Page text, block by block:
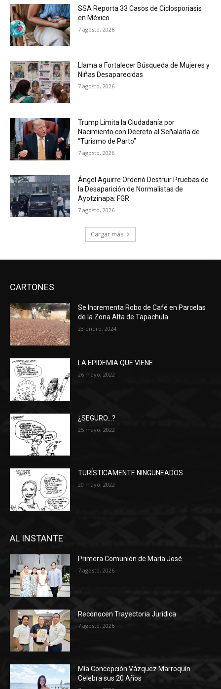
SSA Reporta 33 Casos de Ciclosporiasis
en México
7 agosto, 2026
Llama a Fortalecer Búsqueda de Mujeres y
Niñas Desaparecidas
7 agosto, 2026
Trump Limita la Ciudadanía por
Nacimiento con Decreto al Señalarla de
“Turismo de Parto”
7 agosto, 2026
Ángel Aguirre Ordenó Destruir Pruebas de
la Desaparición de Normalistas de
Ayotzinapa: FGR
7 agosto, 2026
Cargar más
CARTONES
Se Incrementa Robo de Café en Parcelas
de la Zona Alta de Tapachula
23 enero, 2024
LA EPIDEMIA QUE VIENE
26 mayo, 2022
¿SEGURO…?
25 mayo, 2022
TURÍSTICAMENTE NINGUNEADOS…
20 mayo, 2022
AL INSTANTE
Primera Comunión de María José
7 agosto, 2026
Reconocen Trayectoria Jurídica
7 agosto, 2026
Mía Concepción Vázquez Marroquín
Celebra sus 20 Años